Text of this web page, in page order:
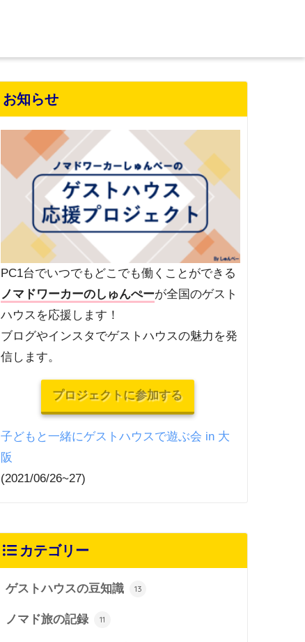
お知らせ
PC1台でいつでもどこでも働くことができる
ノマドワーカーのしゅんぺーが全国のゲスト
ハウスを応援します！
ブログやインスタでゲストハウスの魅力を発
信します。
プロジェクトに参加する
子どもと一緒にゲストハウスで遊ぶ会 in 大
阪
(2021/06/26~27)
カテゴリー
ゲストハウスの豆知識 13
ノマド旅の記録 11